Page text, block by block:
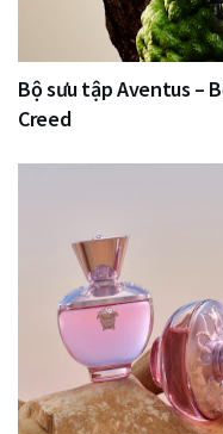
Bộ sưu tập Aventus –
Creed